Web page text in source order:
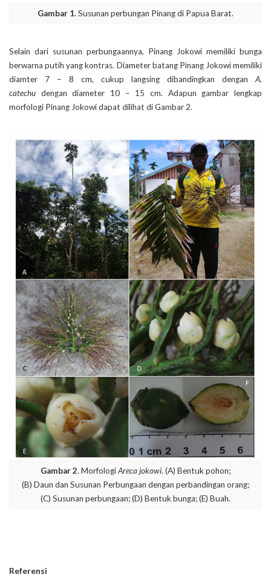
Gambar 1.Susunan perbungan Pinang di Papua Barat.
Selain dari susunan perbungaannya, Pinang Jokowi memiliki bunga
berwarna putih yang kontras. Diameter batang Pinang Jokowi memiliki
diamter 7 – 8 cm, cukup langsing dibandingkan denganA.
catechu dengan diameter 10 – 15 cm. Adapun gambar lengkap
morfologi Pinang Jokowi dapat dilihat di Gambar 2.
Gambar 2. MorfologiAreca jokowi. (A) Bentuk pohon;
(B) Daun dan Susunan Perbungaan dengan perbandingan orang;
(C) Susunan perbungaan; (D) Bentuk bunga; (E) Buah.
Referensi